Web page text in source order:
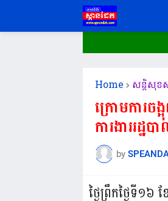
Home សន្តិសុខ
ក្រោមការច
ការងាររដ្
by
ថ្ងៃព្រឹកថ្ងៃទី១